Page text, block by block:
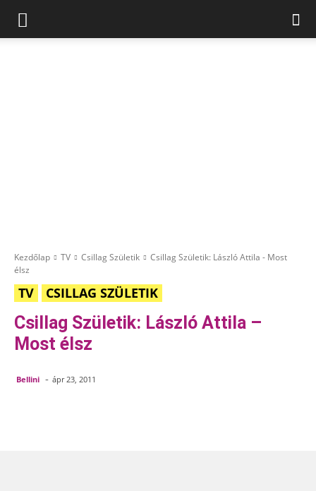
Kezdőlap TV Csillag Születik
Csillag Születik: László Attila - Most
élsz
TV CSILLAG SZÜLETIK
Csillag Születik: László Attila –
Most élsz
Bellini - ápr 23, 2011